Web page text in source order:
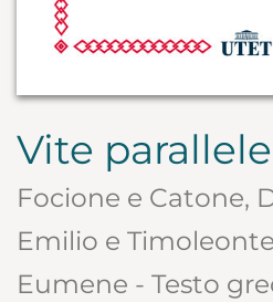
Vite parallele
Focione e Catone,
Emilio e
Eumene - Testo